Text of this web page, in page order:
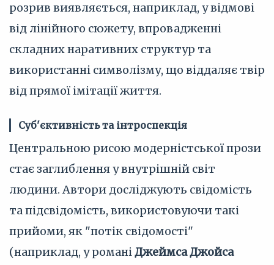
розрив виявляється, наприклад, у відмові
від лінійного сюжету, впровадженні
складних наративних структур та
використанні символізму, що віддаляє твір
від прямої імітації життя.
Суб'єктивність та інтроспекція
Центральною рисою модерністської прози
стає заглиблення у внутрішній світ
людини. Автори досліджують свідомість
та підсвідомість, використовуючи такі
прийоми, як "потік свідомості"
(наприклад, у романіДжеймса Джойса